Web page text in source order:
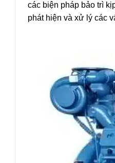
các biện pháp bảo trì
phát hiện và xử lý các